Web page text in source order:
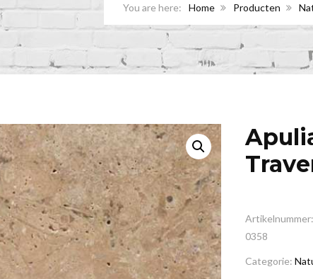
Home Producten
Artikelnummer:
0358
Categorie: